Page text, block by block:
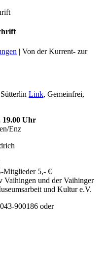
| Von der Kurrent- zur
Link, Gemeinfrei,
19.00 Uhr
Enz
Mitglieder 5,- €
Vaihingen und der Vaihinger
und Kultur e.V.
900186 oder